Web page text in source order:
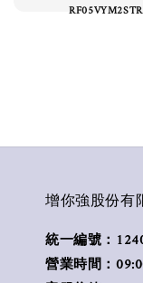
RF05VYM2STR
增你強股份有
統一編號：
營業時間：